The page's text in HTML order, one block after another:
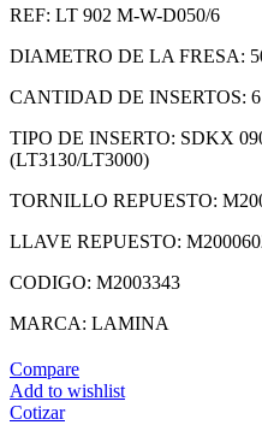
REF: LT 902 M-W-D050/6
DIAMETRO DE LA FRESA:
CANTIDAD DE INSERTOS: 6
TIPO DE INSERTO: SDKX
(LT3130/LT3000)
TORNILLO REPUESTO:
LLAVE REPUESTO:
CODIGO: M2003343
MARCA: LAMINA
Compare
Add to wishlist
Cotizar